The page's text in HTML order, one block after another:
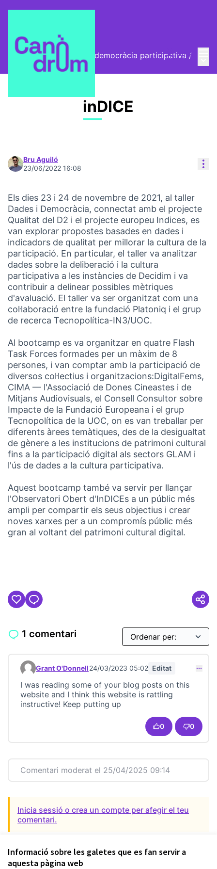
Informació sobre les galetes que es fan servir a
aquesta pàgina web
Entra
>D2< Espai de dades i democràcia participativa /
inDICE
Bru Aguiló
23/06/2022 16:08
Els dies 23 i 24 de novembre de 2021, al taller
Dades i Democràcia, connectat amb el projecte
Qualitat del D2 i el projecte europeu Indices, es
van explorar propostes basades en dades i
indicadors de qualitat per millorar la cultura de la
participació. En particular, el taller va analitzar
dades sobre la deliberació i la cultura
participativa a les instàncies de Decidim i va
contribuir a delinear possibles mètriques
d'avaluació. El taller va ser organitzat com una
col·laboració entre la fundació Platoniq i el grup
de recerca Tecnopolítica-IN3/UOC.
Al bootcamp es va organitzar en quatre Flash
Task Forces formades per un màxim de 8
persones, i van comptar amb la participació de
diversos col·lectius i organitzacions:DigitalFems,
CIMA — l'Associació de Dones Cineastes i de
Mitjans Audiovisuals, el Consell Consultor sobre
Impacte de la Fundació Europeana i el grup
Tecnopolítica de la UOC, on es van treballar per
diferents àrees temàtiques, des de la desigualtat
de gènere a les institucions de patrimoni cultural
fins a la participació digital als sectors GLAM i
l'ús de dades a la cultura participativa.
Aquest bootcamp també va servir per llançar
l'Observatori Obert d'InDICEs a un públic més
ampli per compartir els seus objectius i crear
noves xarxes per a un compromís públic més
gran al voltant del patrimoni cultural digital.
1 comentari
Comentari 23166
Grant O'Donnell24/03/2023 05:02 Editat
I was reading some of your blog posts on this
website and I think this website is rattling
instructive! Keep putting up
0 0
Comentari moderat el 25/04/2025 09:14
Inicia sessió o crea un compte per afegir el teu
comentari.